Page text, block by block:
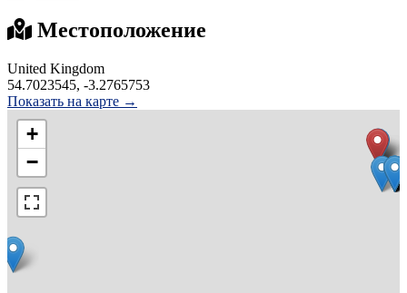
Местоположение
United Kingdom
54.7023545, -3.2765753
Показать на карте →
+
−